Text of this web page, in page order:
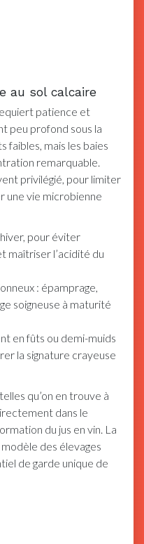
au sol calcaire
patience et
peu profond sous la
faibles, mais les baies
remarquable.
privilégié, pour limiter
une vie microbienne
pour éviter
maîtriser l’acidité du
: épamprage,
soigneuse à maturité
en fûts ou demi-muids
la signature crayeuse
qu’on en trouve à
dans le
du jus en vin. La
des élevages
de garde unique de